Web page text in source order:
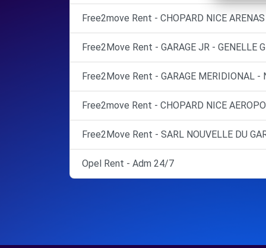
Free2move Rent - CHOPARD NICE
Free2Move Rent - GARAGE JR - GENELLE
Free2Move Rent - GARAGE MERIDIONAL -
Free2move Rent - CHOPARD NICE
Free2Move Rent - SARL NOUVELLE DU
Opel Rent - Adm 24/7